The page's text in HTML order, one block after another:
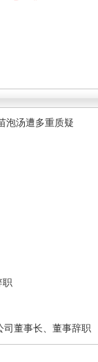
泡汤遭多重质疑
职
董事长、董事辞职